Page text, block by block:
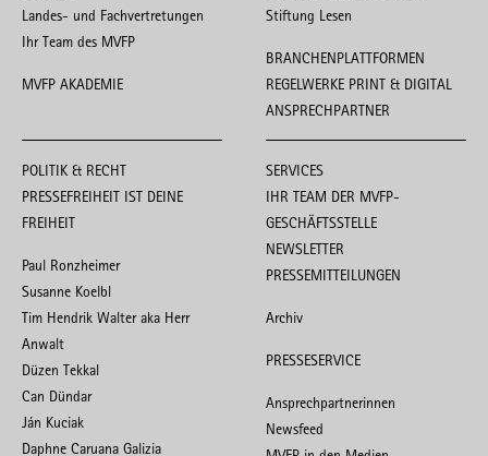
Landes- und Fachvertretungen
Ihr Team des MVFP
MVFP AKADEMIE
Stiftung Lesen
BRANCHENPLATTFORMEN
REGELWERKE PRINT & DIGITAL
ANSPRECHPARTNER
POLITIK & RECHT
PRESSEFREIHEIT IST DEINE
FREIHEIT
Paul Ronzheimer
Susanne Koelbl
Tim Hendrik Walter aka Herr
Anwalt
Düzen Tekkal
Can Dündar
Ján Kuciak
Daphne Caruana Galizia
SERVICES
IHR TEAM DER MVFP-
GESCHÄFTSSTELLE
NEWSLETTER
PRESSEMITTEILUNGEN
Archiv
PRESSESERVICE
Ansprechpartnerinnen
Newsfeed